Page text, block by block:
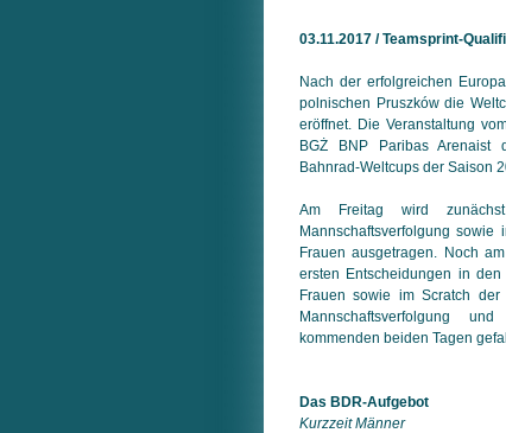
03.11.2017 / Teamsprint-
Nach der erfolgreichen
polnischen Pruszków die
eröffnet. Die Veranstaltung
BGŻ BNP Paribas Arenaist
Bahnrad-Weltcups der Saison
Am Freitag wird
Mannschaftsverfolgung sowie
Frauen ausgetragen. Noch
ersten Entscheidungen in
Frauen sowie im Scratch
Mannschaftsverfolgung
kommenden beiden Tagen
Das BDR-Aufgebot
Kurzzeit Männer